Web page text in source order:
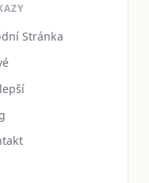
Stránka